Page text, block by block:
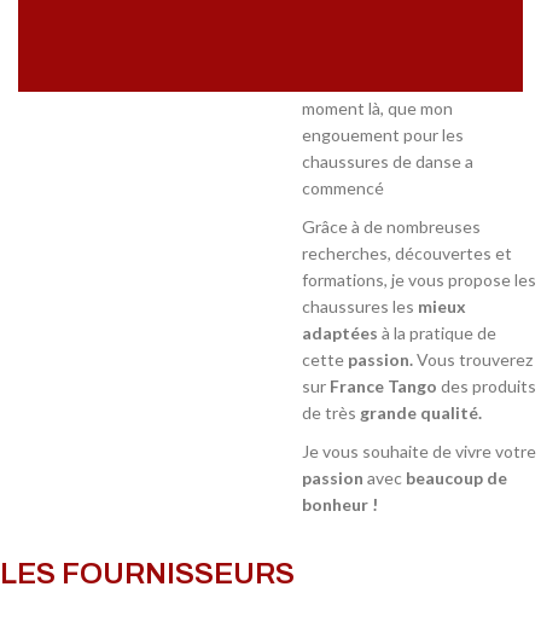
moment là, que mon
engouement pour les
chaussures de danse a
commencé
Grâce à de nombreuses
recherches, découvertes et
formations, je vous propose les
chaussures les mieux
adaptées à la pratique de
cette passion.Vous trouverez
sur France Tango des produits
de très grande qualité.
Je vous souhaite de vivre votre
passion avec beaucoup de
bonheur !
LES FOURNISSEURS